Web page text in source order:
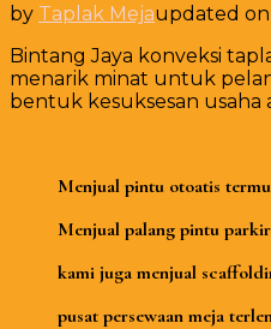
by Taplak Mejaupdated on
Bintang Jaya konveksi
menarik minat untuk
bentuk kesuksesan usaha
Menjual pintu otoatis
Menjual palang pintu
kami juga menjual
pusat persewaan meja